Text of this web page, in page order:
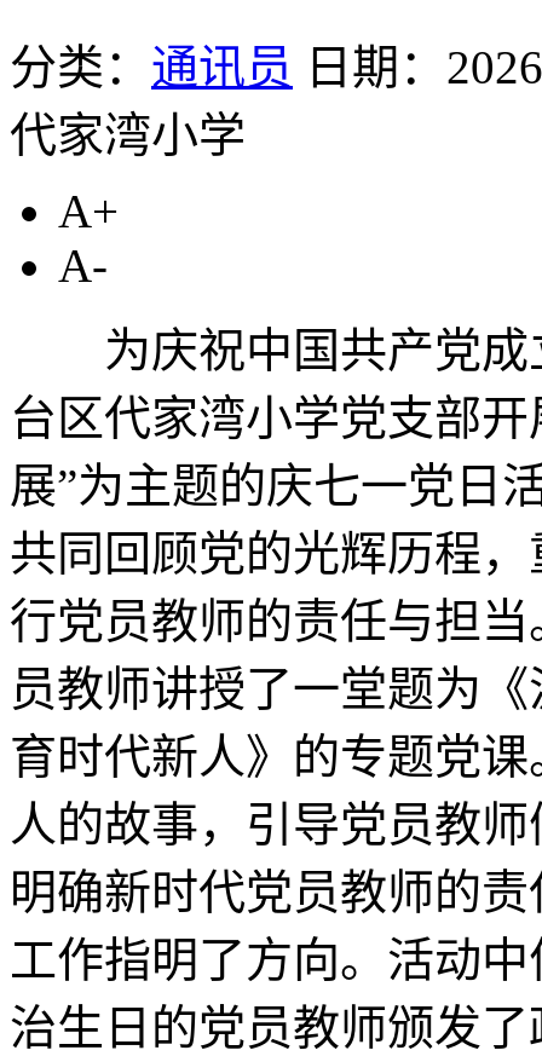
分类： 通讯员 日期：
代家湾小学
A+
A-
为庆祝中国共产党成
台区代家湾小学党支部
展”为主题的庆七一党日
共同回顾党的光辉历程
行党员教师的责任与担
员教师讲授了一堂题为
育时代新人》的专题党
人的故事，引导党员教
明确新时代党员教师的
工作指明了方向。活动
治生日的党员教师颁发